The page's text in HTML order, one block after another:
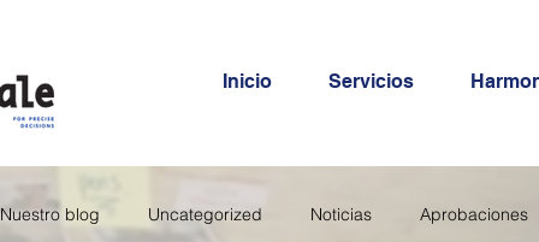
Inicio Servicios
Nuestro blog Uncategorized Noticias Aprobaciones